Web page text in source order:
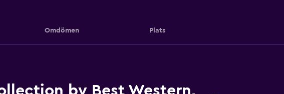
Omdömen Plats
by Best Western,